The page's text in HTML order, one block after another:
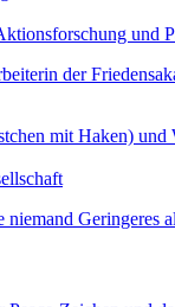
und
der
niemand